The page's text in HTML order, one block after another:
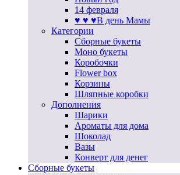
14 февраля
♥ ♥ ♥В день Мамы
Категории
Сборные букеты
Моно букеты
Коробочки
Flower box
Корзины
Шляпные коробки
Дополнения
Шарики
Ароматы для дома
Шоколад
Вазы
Конверт для денег
Сборные букеты